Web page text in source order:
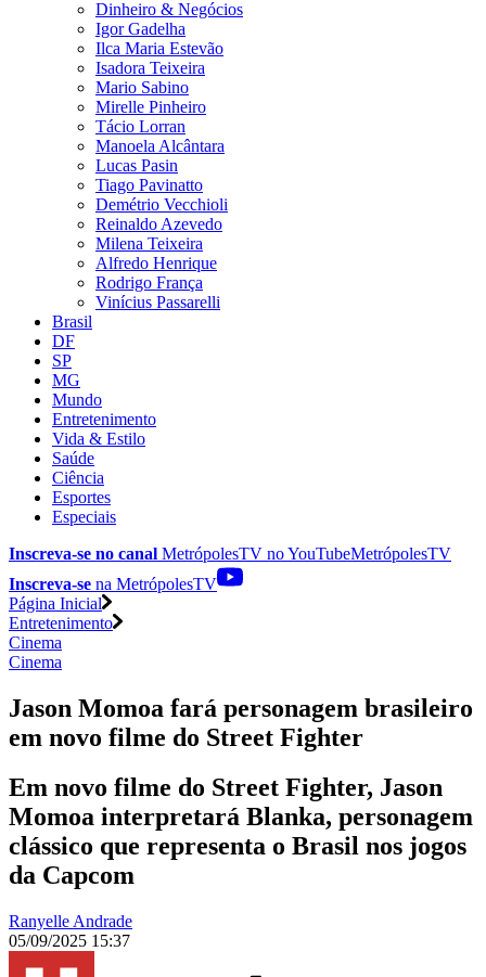
Dinheiro & Negócios
Igor Gadelha
Ilca Maria Estevão
Isadora Teixeira
Mario Sabino
Mirelle Pinheiro
Tácio Lorran
Manoela Alcântara
Lucas Pasin
Tiago Pavinatto
Demétrio Vecchioli
Reinaldo Azevedo
Milena Teixeira
Alfredo Henrique
Rodrigo França
Vinícius Passarelli
Brasil
DF
SP
MG
Mundo
Entretenimento
Vida & Estilo
Saúde
Ciência
Esportes
Especiais
Inscreva-se no canal MetrópolesTV noYouTubeMetrópolesTV
Inscreva-se na MetrópolesTV
Página Inicial
Entretenimento
Cinema
Cinema
Jason Momoa fará personagem brasileiro
em novo filme do Street Fighter
Em novo filme do Street Fighter, Jason
Momoa interpretará Blanka, personagem
clássico que representa o Brasil nos jogos
da Capcom
Ranyelle Andrade
05/09/2025 15:37